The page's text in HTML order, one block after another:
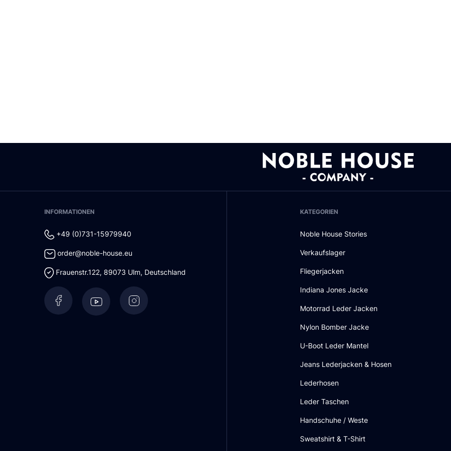
INFORMATIONEN
+49 (0)731-15979940
order@noble-house.eu
Frauenstr.122, 89073 Ulm, Deutschland
KATEGORIEN
Noble House Stories
Verkaufslager
Fliegerjacken
Indiana Jones Jacke
Motorrad Leder Jacken
Nylon Bomber Jacke
U-Boot Leder Mantel
Jeans Lederjacken & Hosen
Lederhosen
Leder Taschen
Handschuhe / Weste
Sweatshirt & T-Shirt